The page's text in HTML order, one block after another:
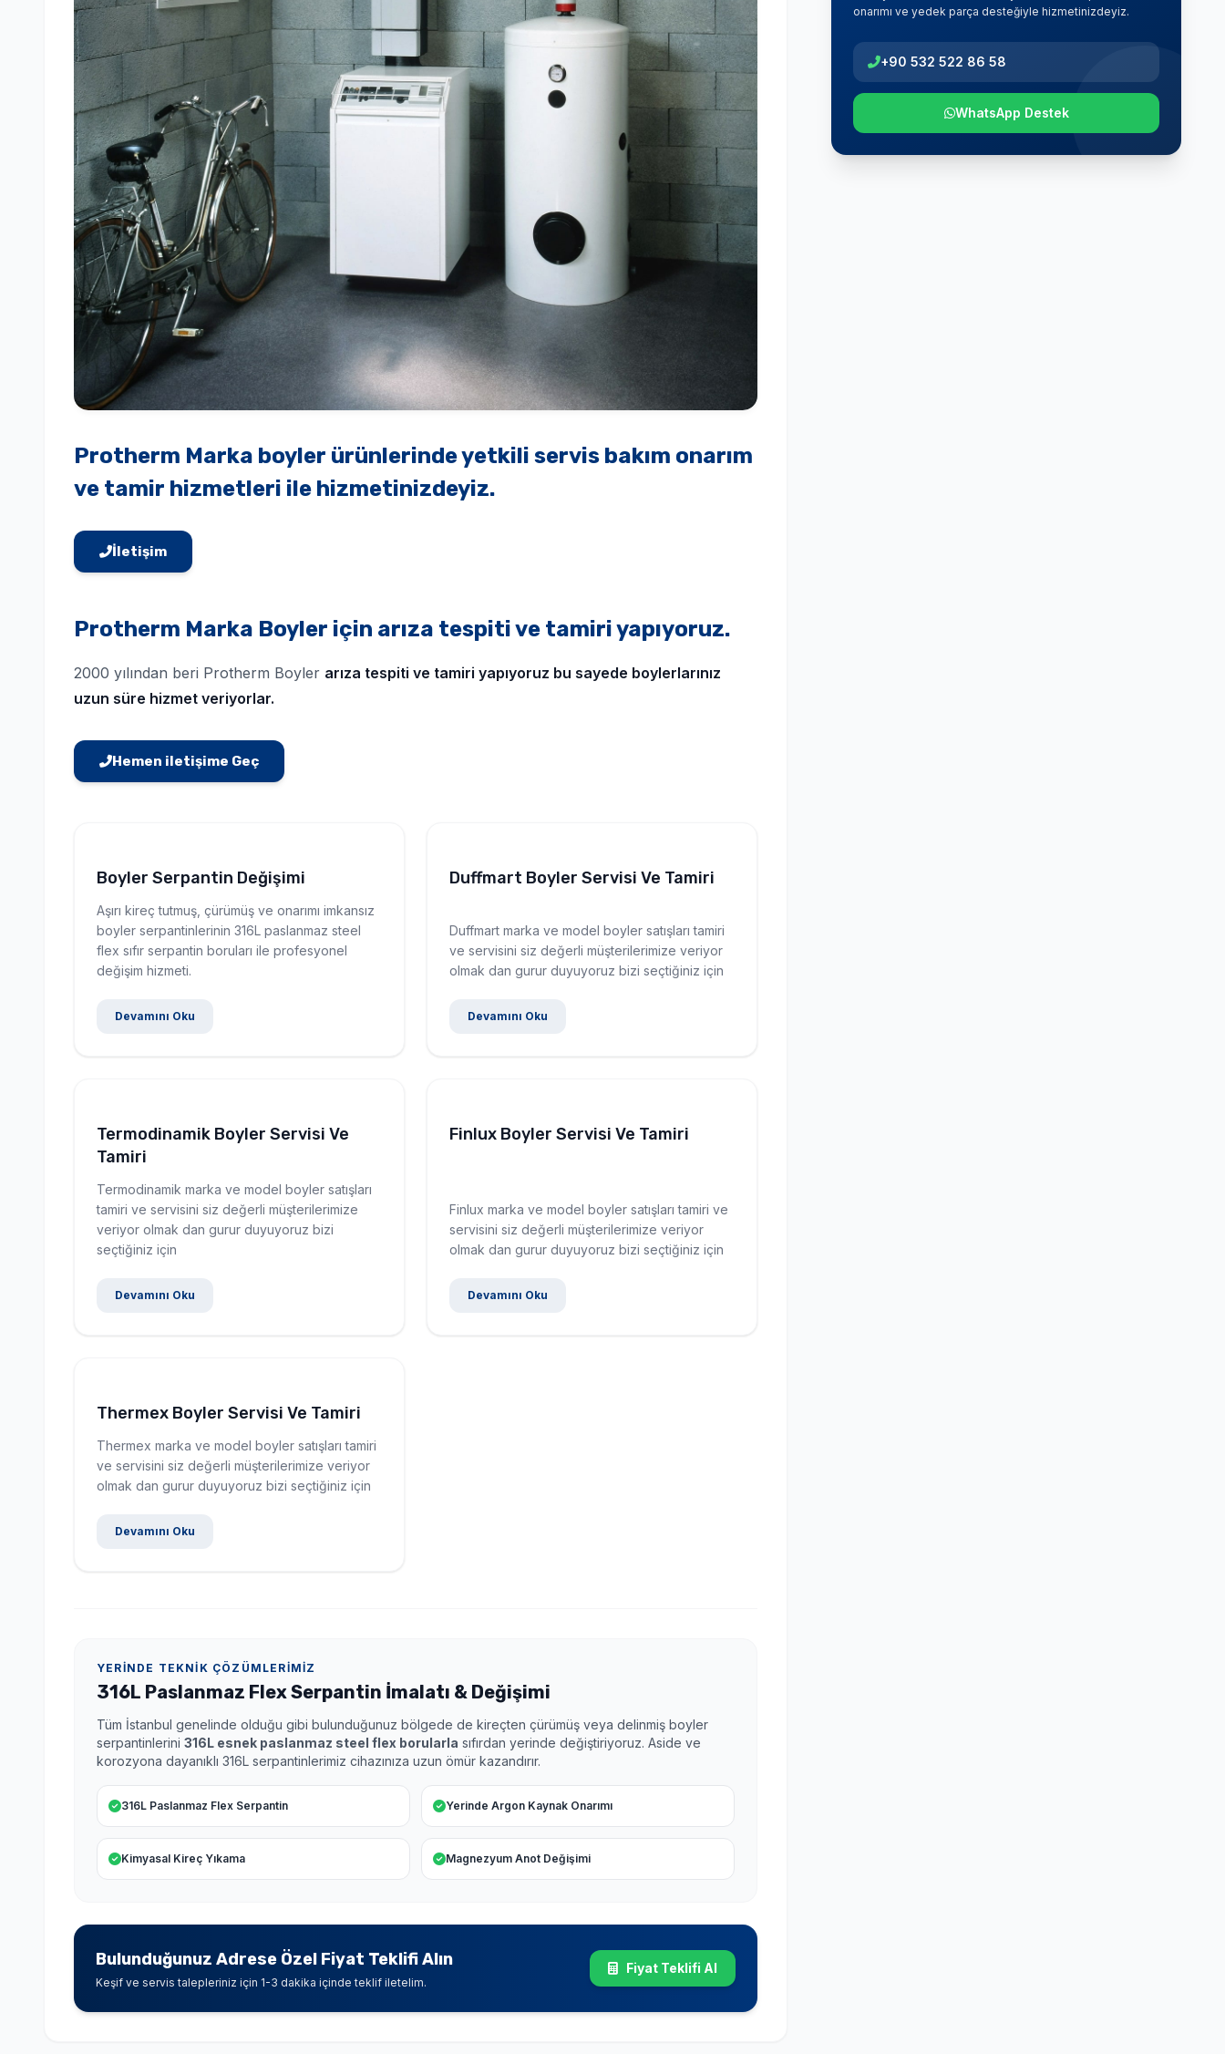
Protherm Marka boyler ürünlerinde yetkili servis bakım onarım
ve tamir hizmetleri ile hizmetinizdeyiz.
İletişim
Protherm Marka Boyler için arıza tespiti ve tamiri yapıyoruz.
2000 yılından beri Protherm Boyler arıza tespiti ve tamiri yapıyoruz bu sayede boylerlarınız
uzun süre hizmet veriyorlar.
Hemen iletişime Geç
Boyler Serpantin Değişimi
Aşırı kireç tutmuş, çürümüş ve onarımı imkansız
boyler serpantinlerinin 316L paslanmaz steel
flex sıfır serpantin boruları ile profesyonel
değişim hizmeti.
Devamını Oku
Duffmart Boyler Servisi Ve Tamiri
Duffmart marka ve model boyler satışları tamiri
ve servisini siz değerli müşterilerimize veriyor
olmak dan gurur duyuyoruz bizi seçtiğiniz için
Devamını Oku
Termodinamik Boyler Servisi Ve
Tamiri
Termodinamik marka ve model boyler satışları
tamiri ve servisini siz değerli müşterilerimize
veriyor olmak dan gurur duyuyoruz bizi
seçtiğiniz için
Devamını Oku
Finlux Boyler Servisi Ve Tamiri
Finlux marka ve model boyler satışları tamiri ve
servisini siz değerli müşterilerimize veriyor
olmak dan gurur duyuyoruz bizi seçtiğiniz için
Devamını Oku
Thermex Boyler Servisi Ve Tamiri
Thermex marka ve model boyler satışları tamiri
ve servisini siz değerli müşterilerimize veriyor
olmak dan gurur duyuyoruz bizi seçtiğiniz için
Devamını Oku
YERINDE TEKNIK ÇÖZÜMLERIMIZ
316L Paslanmaz Flex Serpantin İmalatı & Değişimi
Tüm İstanbul genelinde olduğu gibi bulunduğunuz bölgede de kireçten çürümüş veya delinmiş boyler
serpantinlerini 316L esnek paslanmaz steel flex borularla sıfırdan yerinde değiştiriyoruz. Aside ve
korozyona dayanıklı 316L serpantinlerimiz cihazınıza uzun ömür kazandırır.
316L Paslanmaz Flex Serpantin Yerinde Argon Kaynak Onarımı
Kimyasal Kireç Yıkama Magnezyum Anot Değişimi
Bulunduğunuz Adrese Özel Fiyat Teklifi Alın
Keşif ve servis talepleriniz için 1-3 dakika içinde teklif iletelim.
Fiyat Teklifi Al
onarımı ve yedek parça desteğiyle hizmetinizdeyiz.
+90 532 522 86 58
WhatsApp Destek